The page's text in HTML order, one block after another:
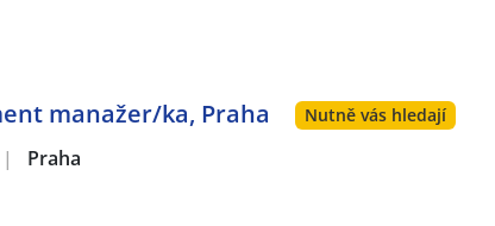
manažer/ka, Praha Nutně vás hledají
| Praha